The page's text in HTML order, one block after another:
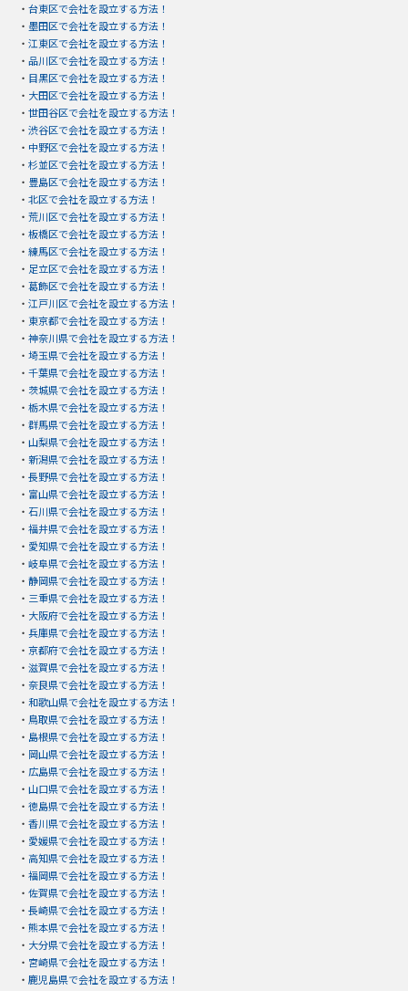
・ 台東区で会社を設立する方法！
・ 墨田区で会社を設立する方法！
・ 江東区で会社を設立する方法！
・ 品川区で会社を設立する方法！
・ 目黒区で会社を設立する方法！
・ 大田区で会社を設立する方法！
・ 世田谷区で会社を設立する方法！
・ 渋谷区で会社を設立する方法！
・ 中野区で会社を設立する方法！
・ 杉並区で会社を設立する方法！
・ 豊島区で会社を設立する方法！
・ 北区で会社を設立する方法！
・ 荒川区で会社を設立する方法！
・ 板橋区で会社を設立する方法！
・ 練馬区で会社を設立する方法！
・ 足立区で会社を設立する方法！
・ 葛飾区で会社を設立する方法！
・ 江戸川区で会社を設立する方法！
・ 東京都で会社を設立する方法！
・ 神奈川県で会社を設立する方法！
・ 埼玉県で会社を設立する方法！
・ 千葉県で会社を設立する方法！
・ 茨城県で会社を設立する方法！
・ 栃木県で会社を設立する方法！
・ 群馬県で会社を設立する方法！
・ 山梨県で会社を設立する方法！
・ 新潟県で会社を設立する方法！
・ 長野県で会社を設立する方法！
・ 富山県で会社を設立する方法！
・ 石川県で会社を設立する方法！
・ 福井県で会社を設立する方法！
・ 愛知県で会社を設立する方法！
・ 岐阜県で会社を設立する方法！
・ 静岡県で会社を設立する方法！
・ 三重県で会社を設立する方法！
・ 大阪府で会社を設立する方法！
・ 兵庫県で会社を設立する方法！
・ 京都府で会社を設立する方法！
・ 滋賀県で会社を設立する方法！
・ 奈良県で会社を設立する方法！
・ 和歌山県で会社を設立する方法！
・ 鳥取県で会社を設立する方法！
・ 島根県で会社を設立する方法！
・ 岡山県で会社を設立する方法！
・ 広島県で会社を設立する方法！
・ 山口県で会社を設立する方法！
・ 徳島県で会社を設立する方法！
・ 香川県で会社を設立する方法！
・ 愛媛県で会社を設立する方法！
・ 高知県で会社を設立する方法！
・ 福岡県で会社を設立する方法！
・ 佐賀県で会社を設立する方法！
・ 長崎県で会社を設立する方法！
・ 熊本県で会社を設立する方法！
・ 大分県で会社を設立する方法！
・ 宮崎県で会社を設立する方法！
・ 鹿児島県で会社を設立する方法！